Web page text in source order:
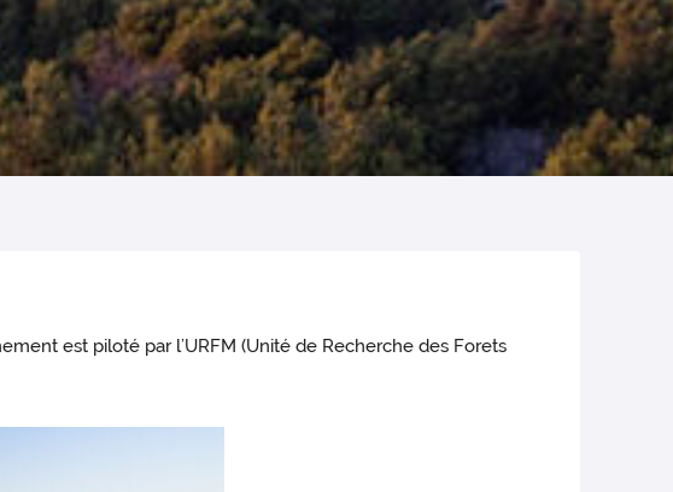
est piloté par l’URFM (Unité de Recherche des Forets